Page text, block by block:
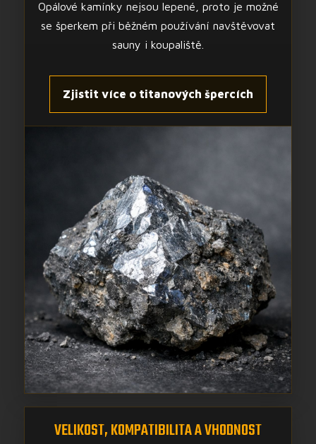
Opálové kamínky nejsou lepené, proto je možné
se šperkem při běžném používání navštěvovat
sauny i koupaliště.
Zjistit více o titanových špercích
VELIKOST, KOMPATIBILITA A VHODNOST